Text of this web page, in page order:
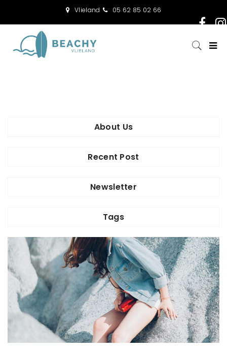
Vlieland 05 62 85 02 66
About Us
Recent Post
Newsletter
Tags